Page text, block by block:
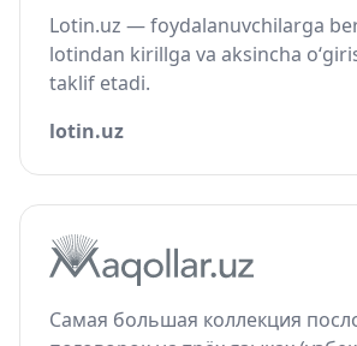
Lotin.uz — foydalanuvchilarga
lotindan kirillga va aksincha
taklif etadi.
lotin.uz
Самая большая коллекция